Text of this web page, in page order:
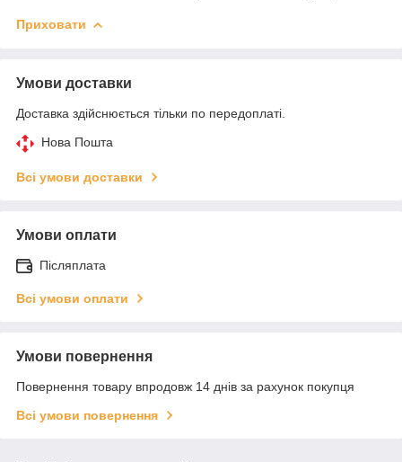
Приховати
Умови доставки
Доставка здійснюється тільки по передоплаті.
Нова Пошта
Всі умови доставки
Умови оплати
Післяплата
Всі умови оплати
Умови повернення
Повернення товару впродовж 14 днів за рахунок покупця
Всі умови повернення